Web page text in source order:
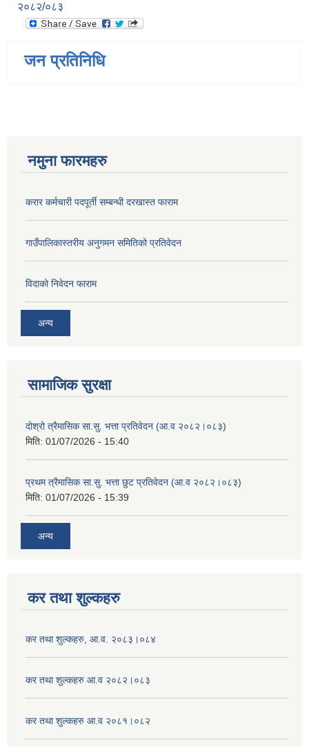
२०८२/०८३
जन प्रतिनिधि
नमुना फारमहरु
करार कर्मचारी पदपूर्ती सम्बन्धी दरखास्त फाराम
गाउँपालिकास्तरीय अनुगमन समितिको प्रतिवेदन
विदाको निवेदन फाराम
अन्य
सामाजिक सुरक्षा
दोश्रो त्रैमासिक सा.सु. भत्ता प्रतिवेदन (आ.व २०८२।०८३)
मिति: 01/07/2026 - 15:40
प्रथम त्रैमासिक सा.सु. भत्ता छुट प्रतिवेदन (आ.व २०८२।०८३)
मिति: 01/07/2026 - 15:39
अन्य
कर तथा शुल्कहरु
कर तथा शुल्कहरु, आ.व. २०८३।०८४
कर तथा शुल्कहरु आ.व २०८२।०८३
कर तथा शुल्कहरु आ.व २०८१।०८२